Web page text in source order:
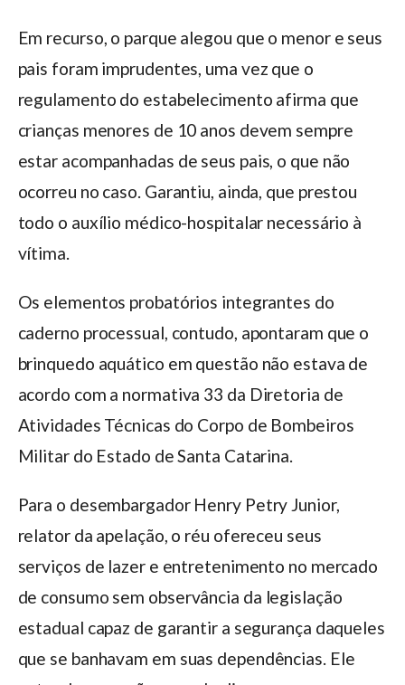
Em recurso, o parque alegou que o menor e seus
pais foram imprudentes, uma vez que o
regulamento do estabelecimento afirma que
crianças menores de 10 anos devem sempre
estar acompanhadas de seus pais, o que não
ocorreu no caso. Garantiu, ainda, que prestou
todo o auxílio médico-hospitalar necessário à
vítima.
Os elementos probatórios integrantes do
caderno processual, contudo, apontaram que o
brinquedo aquático em questão não estava de
acordo com a normativa 33 da Diretoria de
Atividades Técnicas do Corpo de Bombeiros
Militar do Estado de Santa Catarina.
Para o desembargador Henry Petry Junior,
relator da apelação, o réu ofereceu seus
serviços de lazer e entretenimento no mercado
de consumo sem observância da legislação
estadual capaz de garantir a segurança daqueles
que se banhavam em suas dependências. Ele